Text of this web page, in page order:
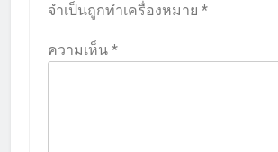
จำเป็นถูกทำเครื่องหมาย *
ความเห็น *